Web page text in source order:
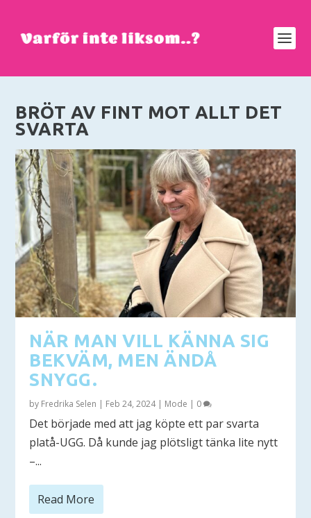
BRÖT AV FINT MOT ALLT DET
SVARTA
NÄR MAN VILL KÄNNA SIG
BEKVÄM, MEN ÄNDÅ
SNYGG.
by Fredrika Selen | Feb 24, 2024| Mode | 0
Det började med att jag köpte ett par svarta
platå-UGG. Då kunde jag plötsligt tänka lite nytt
–...
Read More